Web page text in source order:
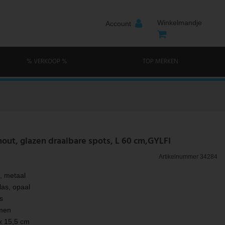
Account Winkelmandje
% VERKOOP % TOP MERKEN
glazen draaibare spots, L 60 cm,GYLFI
Artikelnummer 34284
metaal
opaal
15,5 cm